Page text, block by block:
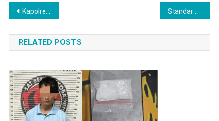
Post
navigation
Kapolres Langkat Bersama Ribuan Jamaah Peringati Haul ke–102 Syekh Abdul Wahab Rokan di Babussalam
RELATED POSTS